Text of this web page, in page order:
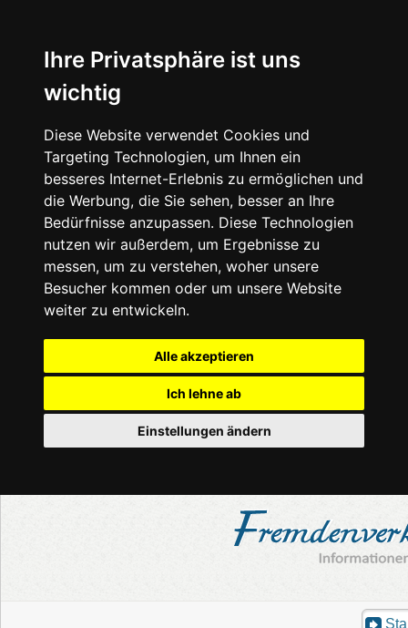
Ihre Privatsphäre ist uns
wichtig
Diese Website verwendet Cookies und
Targeting Technologien, um Ihnen ein
besseres Internet-Erlebnis zu ermöglichen und
die Werbung, die Sie sehen, besser an Ihre
Bedürfnisse anzupassen. Diese Technologien
nutzen wir außerdem, um Ergebnisse zu
messen, um zu verstehen, woher unsere
Besucher kommen oder um unsere Website
weiter zu entwickeln.
Alle akzeptieren
Ich lehne ab
Einstellungen ändern